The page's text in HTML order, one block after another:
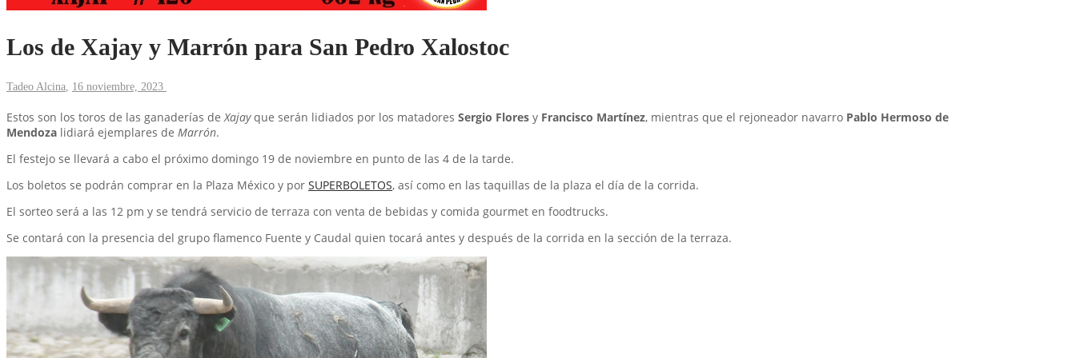
Los de Xajay y Marrón para San Pedro Xalostoc
Tadeo Alcina, 16 noviembre, 2023
Estos son los toros de las ganaderías deXajayque serán lidiados por los matadores Sergio Flores y Francisco Martínez, mientras que el rejoneador navarro Pablo Hermoso de
Mendoza lidiará ejemplares de Marrón.
El festejo se llevará a cabo el próximo domingo 19 de noviembre en punto de las 4 de la tarde.
Los boletos se podrán comprar en la Plaza México y por SUPERBOLETOS, así como en las taquillas de la plaza el día de la corrida.
El sorteo será a las 12 pm y se tendrá servicio de terraza con venta de bebidas y comida gourmet en foodtrucks.
Se contará con la presencia del grupo flamenco Fuente y Caudal quien tocará antes y después de la corrida en la sección de la terraza.